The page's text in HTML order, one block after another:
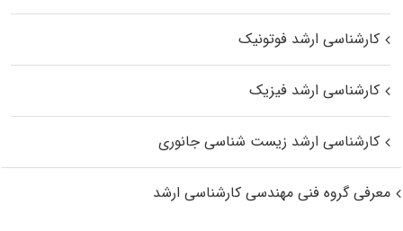
کارشناسی ارشد فوتونیک
کارشناسی ارشد فیزیک
کارشناسی ارشد زیست‌ شناسی جانوری
معرفی گروه فنی مهندسی کارشناسی ارشد